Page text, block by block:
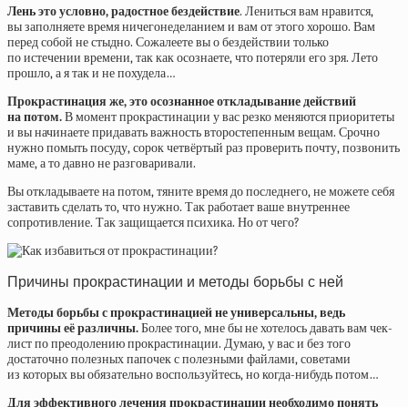
Лень это условно, радостное бездействие. Лениться вам нравится,
вы заполняете время ничегонеделанием и вам от этого хорошо. Вам
перед собой не стыдно. Сожалеете вы о бездействии только
по истечении времени, так как осознаете, что потеряли его зря. Лето
прошло, а я так и не похудела…
Прокрастинация же, это осознанное откладывание действий
на потом.В момент прокрастинации у вас резко меняются приоритеты
и вы начинаете придавать важность второстепенным вещам. Срочно
нужно помыть посуду, сорок четвёртый раз проверить почту, позвонить
маме, а то давно не разговаривали.
Вы откладываете на потом, тяните время до последнего, не можете себя
заставить сделать то, что нужно. Так работает ваше внутреннее
сопротивление. Так защищается психика. Но от чего?
Причины прокрастинации и методы борьбы с ней
Методы борьбы с прокрастинацией не универсальны, ведь
причины её различны.Более того, мне бы не хотелось давать вам чек-
лист по преодолению прокрастинации. Думаю, у вас и без того
достаточно полезных папочек с полезными файлами, советами
из которых вы обязательно воспользуйтесь, но когда-нибудь потом…
Для эффективного лечения прокрастинации необходимо понять